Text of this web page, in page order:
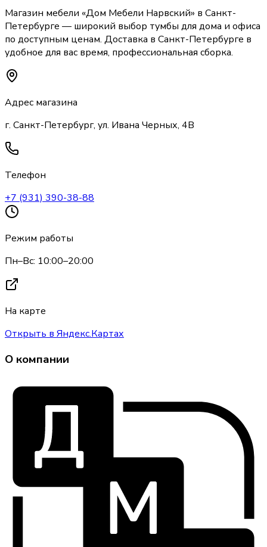
Магазин мебели «Дом Мебели Нарвский» в Санкт-
Петербурге — широкий выбор тумбы для дома и офиса
по доступным ценам. Доставка в Санкт-Петербурге в
удобное для вас время, профессиональная сборка.
Адрес магазина
г. Санкт-Петербург, ул. Ивана Черных, 4В
Телефон
+7 (931) 390-38-88
Режим работы
Пн–Вс: 10:00–20:00
На карте
Открыть в Яндекс.Картах
О компании